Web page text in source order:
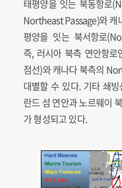
태평양을 잇는 북동항로
Northeast Passage)와 캐
평양을 잇는 북서항로
즉, 러시아 북측 연안항
점선)와 캐나다 북측의
대별할 수 있다. 기타 쇄
란드 섬 연안과 노르웨이
가 형성되고 있다.